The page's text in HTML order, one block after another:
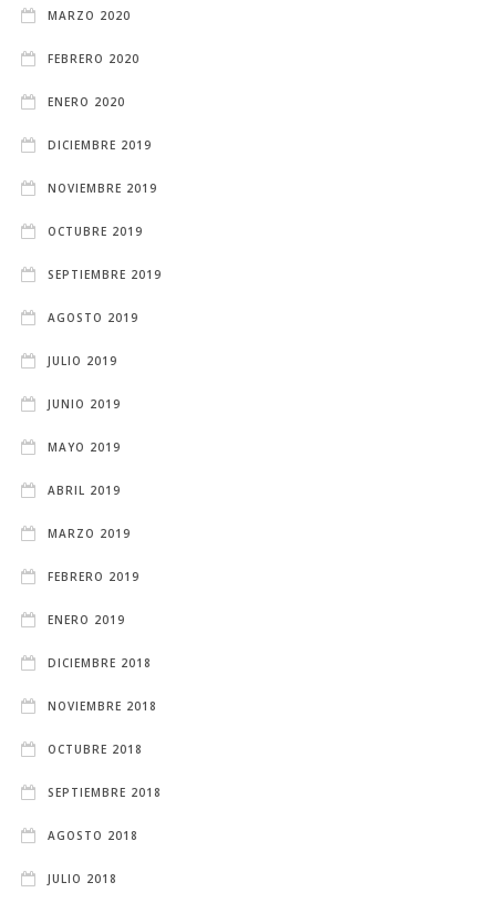
MARZO 2020
FEBRERO 2020
ENERO 2020
DICIEMBRE 2019
NOVIEMBRE 2019
OCTUBRE 2019
SEPTIEMBRE 2019
AGOSTO 2019
JULIO 2019
JUNIO 2019
MAYO 2019
ABRIL 2019
MARZO 2019
FEBRERO 2019
ENERO 2019
DICIEMBRE 2018
NOVIEMBRE 2018
OCTUBRE 2018
SEPTIEMBRE 2018
AGOSTO 2018
JULIO 2018